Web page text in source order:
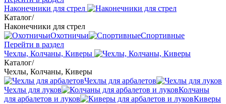
Наконечники для стрел
Каталог/
Наконечники для стрел
Охотничьи
Спортивные
Перейти в раздел
Чехлы, Колчаны, Киверы
Каталог/
Чехлы, Колчаны, Киверы
Чехлы для арбалетов
Чехлы для луков
Колчаны
для арбалетов и луков
Киверы